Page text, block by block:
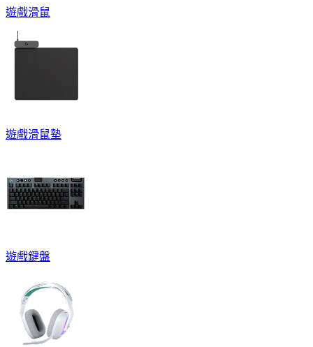
遊戲滑鼠
遊戲滑鼠墊
遊戲鍵盤